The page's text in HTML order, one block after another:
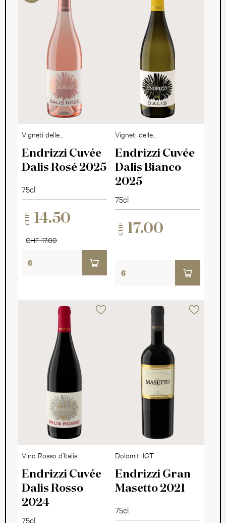
Vigneti delle
Dolomiti Rosato IGP
Endrizzi Cuvée
Dalis Rosé 2025
75cl
CHF 14.50
CHF 17.00
Vigneti delle
Dolomiti Bianco IGP
Endrizzi Cuvée
Dalis Bianco
2025
75cl
CHF 17.00
Vino Rosso d’Italia
Endrizzi Cuvée
Dalis Rosso
2024
75cl
Dolomiti IGT
Endrizzi Gran
Masetto 2021
75cl